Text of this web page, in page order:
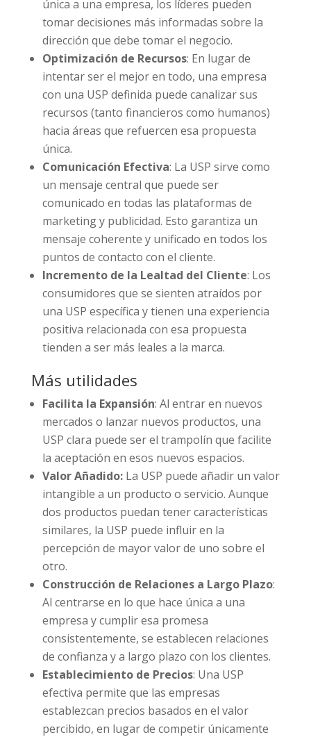
única a una empresa, los líderes pueden
tomar decisiones más informadas sobre la
dirección que debe tomar el negocio.
Optimización de Recursos: En lugar de
intentar ser el mejor en todo, una empresa
con una USP definida puede canalizar sus
recursos (tanto financieros como humanos)
hacia áreas que refuercen esa propuesta
única.
Comunicación Efectiva: La USP sirve como
un mensaje central que puede ser
comunicado en todas las plataformas de
marketing y publicidad. Esto garantiza un
mensaje coherente y unificado en todos los
puntos de contacto con el cliente.
Incremento de la Lealtad del Cliente: Los
consumidores que se sienten atraídos por
una USP específica y tienen una experiencia
positiva relacionada con esa propuesta
tienden a ser más leales a la marca.
Más utilidades
Facilita la Expansión: Al entrar en nuevos
mercados o lanzar nuevos productos, una
USP clara puede ser el trampolín que facilite
la aceptación en esos nuevos espacios.
Valor Añadido:La USP puede añadir un valor
intangible a un producto o servicio. Aunque
dos productos puedan tener características
similares, la USP puede influir en la
percepción de mayor valor de uno sobre el
otro.
Construcción de Relaciones a Largo Plazo:
Al centrarse en lo que hace única a una
empresa y cumplir esa promesa
consistentemente, se establecen relaciones
de confianza y a largo plazo con los clientes.
Establecimiento de Precios: Una USP
efectiva permite que las empresas
establezcan precios basados en el valor
percibido, en lugar de competir únicamente